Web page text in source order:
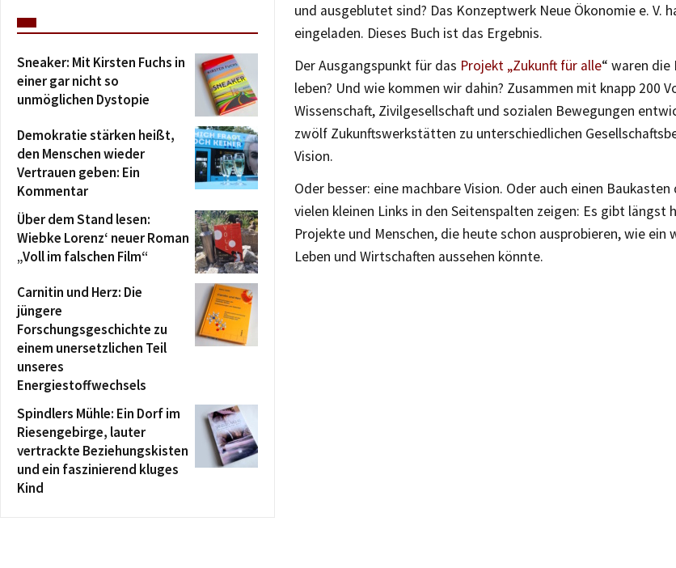
und ausgeblutet sind? Das Konzeptwerk Neue Ökonomie e. V.
eingeladen. Dieses Buch ist das Ergebnis.
Der Ausgangspunkt für das Projekt „Zukunft für alle“ waren die
leben? Und wie kommen wir dahin? Zusammen mit knapp 200
Wissenschaft, Zivilgesellschaft und sozialen Bewegungen
zwölf Zukunftswerkstätten zu unterschiedlichen
Vision.
Oder besser: eine machbare Vision. Oder auch einen
vielen kleinen Links in den Seitenspalten zeigen: Es gibt längst
Projekte und Menschen, die heute schon ausprobieren, wie
Leben und Wirtschaften aussehen könnte.
Sneaker: Mit Kirsten Fuchs in
einer gar nicht so
unmöglichen Dystopie
Demokratie stärken heißt,
den Menschen wieder
Vertrauen geben: Ein
Kommentar
Über dem Stand lesen:
Wiebke Lorenz‘ neuer Roman
„Voll im falschen Film“
Carnitin und Herz: Die
jüngere
Forschungsgeschichte zu
einem unersetzlichen Teil
unseres
Energiestoffwechsels
Spindlers Mühle: Ein Dorf im
Riesengebirge, lauter
vertrackte Beziehungskisten
und ein faszinierend kluges
Kind